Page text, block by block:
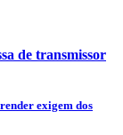
de transmissor
exigem dos